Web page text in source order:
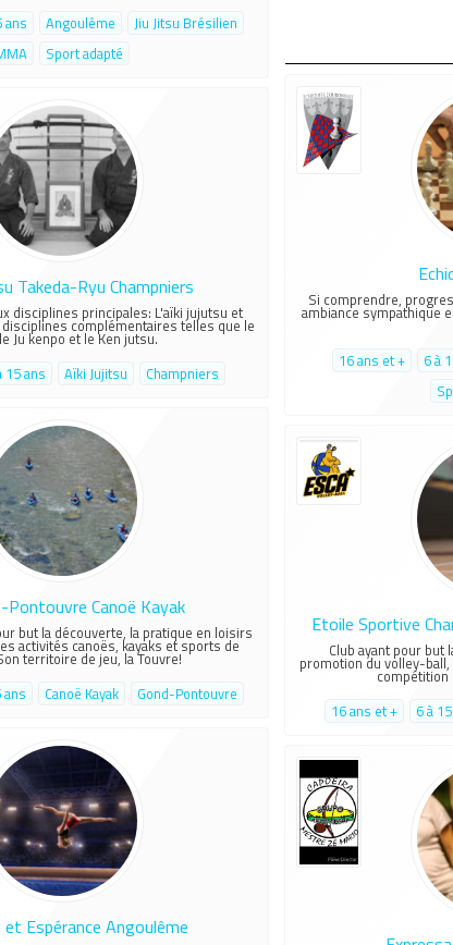
ans Angoulême
Jiu Jitsu Brésilien
Sport adapté
Takeda-Ryu Champniers
disciplines principales: L'aïki jujutsu et
complémentaires telles que le
Ju kenpo et le Ken jutsu.
15 ans Aïki Jujitsu Champniers
Pontouvre Canoë Kayak
but la découverte, la pratique en loisirs
activités canoës, kayaks et sports de
territoire de jeu, la Touvre!
ans Canoë Kayak Gond-Pontouvre
et Espérance Angoulême
Si comprendre,
ambiance sympathique
16 ans et +
6 à
Etoile Sportive
Club ayant pour but
promotion du volley-
compétition
16 ans et +
6 à